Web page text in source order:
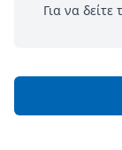
Για να δείτε